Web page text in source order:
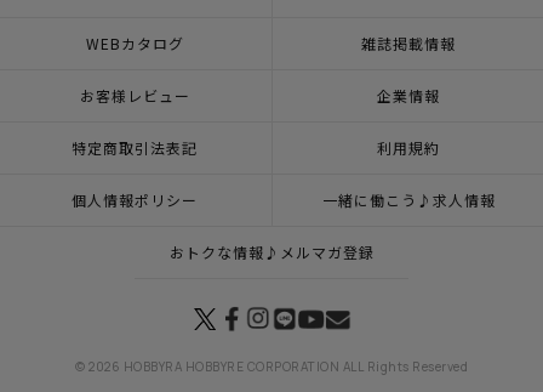
WEBカタログ 雑誌掲載情報
お客様レビュー 企業情報
特定商取引法表記 利用規約
個人情報ポリシー 一緒に働こう♪求人情報
おトクな情報♪メルマガ登録
© 2026 HOBBYRA HOBBYRE CORPORATION ALL Rights Reserved